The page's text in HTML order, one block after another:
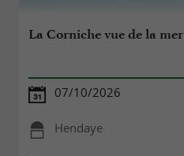
La Corniche vue de la mer
07/10/2026
Hendaye